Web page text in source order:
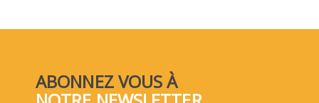
ABONNEZ VOUS À